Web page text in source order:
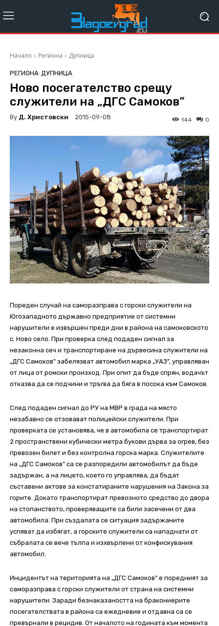
Начало Региона Дупница
РЕГИОНА ДУПНИЦА
Ново посегателство срещу
служители на „ДГС Самоков”
By Д. Христовски 2015-09-08 0
144
Пореден случай на саморазправа с горски служители на
Югозападното държавно предприятие от системни
нарушители е извършен преди дни в района на самоковското
с. Ново село. При проверка след подаден сигнал за
незаконна сеч и транспортиране на дървесина служители на
„ДГС Самоков” забелязват автомобил марка „УАЗ”, управляван
от лица от ромски произход. При опит да бъде спрян, водачът
отказва да се подчини и тръгва да бяга в посока към Самоков.
След подаден сигнал до РУ на МВР в града на място
незабавно се отзовават полицейски служители. При
проверката се установява, че в автомобила се транспортират
2 пространствени кубически метра букови дърва за огрев, без
превозен билет и без контролна горска марка. Служителите
на „ДГС Самоков” са се разпоредили автомобилът да бъде
задържан, а на лицето, което го управлява, да бъдат
съставени актове за констатираните нарушения на Закона за
горите. Докато транспортират превозното средство до двора
на стопанството, проверяващите са били засечени от два
автомобила. При създалата се ситуация задържаните
успяват да избягат, а горските служители са нападнати от
събралата се вече тълпа и изхвърлени от конфискувания
автомобил.
Инцидентът на територията на „ДГС Самоков” е поредният за
саморазправа с горски служители от страна на системни
нарушители. Заради безнаказаността на бракониерите
посегателствата в района са ежедневие и отдавна са се
превърнали в рецидив. От началото на годината към момента